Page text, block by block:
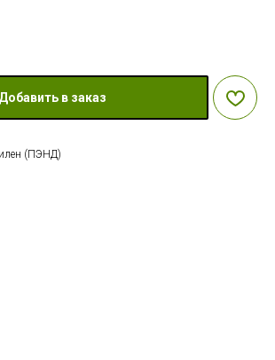
Добавить в заказ
(ПЭНД)